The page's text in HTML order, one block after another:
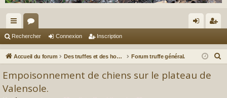
ac
co
or
u ne cri
Rechercher Connexion Inscription
Accueil du forum Des truffes et des hommes. Forum truffe général.
Empoisonnement de chiens sur le plateau de
Valensole.